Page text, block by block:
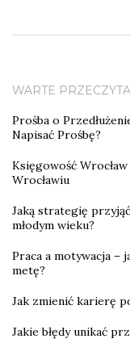
WARTE
Prośba o
Napisać Prośbę?
Księgowość
Wrocławiu
Jaką strategię
młodym wieku?
Praca a motywacja –
metę?
Jak zmienić karierę
Jakie błędy unikać